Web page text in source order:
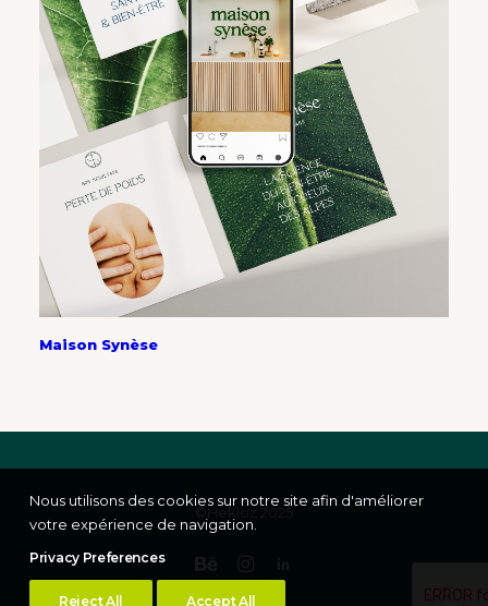
Maison Synèse
©Hekloz 2025
Nous utilisons des cookies sur notre site afin d'améliorer
votre expérience de navigation.
Privacy Preferences
Reject All Accept All